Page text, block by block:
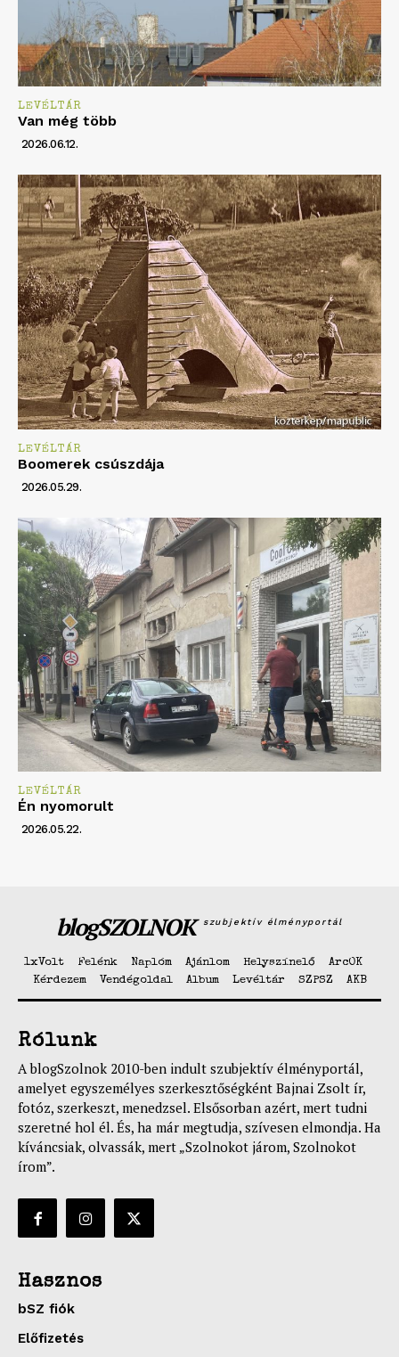
LEVÉLTÁR
Van még több
2026.06.12.
LEVÉLTÁR
Boomerek csúszdája
2026.05.29.
LEVÉLTÁR
Én nyomorult
2026.05.22.
blogSZOLNOK szubjektív élményportál
1xVolt Felénk Naplóm Ajánlom Helyszínelő
ArcOK
Kérdezem
Vendégoldal Album Levéltár SZPSZ AKB
Rólunk
A blogSzolnok 2010-ben indult szubjektív élményportál,
amelyet egyszemélyes szerkesztőségként Bajnai Zsolt ír,
fotóz, szerkeszt, menedzsel. Elsősorban azért, mert tudni
szeretné hol él. És, ha már megtudja, szívesen elmondja. Ha
kíváncsiak, olvassák, mert „Szolnokot járom, Szolnokot
írom”.
Hasznos
bSZ fiók
Előfizetés